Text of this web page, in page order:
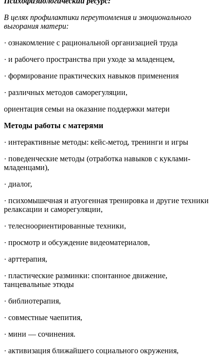
В целях профилактики переутомления и эмоционального
выгорания матери:
· ознакомление с рациональной организацией труда
· и рабочего пространства при уходе за младенцем,
· формирование практических навыков применения
· различных методов саморегуляции,
ориентация семьи на оказание поддержки матери
Методы работы с матерями
· интерактивные методы: кейс-метод, тренинги и игры
· поведенческие методы (отработка навыков с куклами-
младенцами),
· диалог,
· психомышечная и атуогенная тренировка и другие техники
релаксации и саморегуляции,
· телесноориентированные техники,
· просмотр и обсуждение видеоматериалов,
· арттерапия,
· пластические разминки: спонтанное движение,
танцевальные этюды
· библиотерапия,
· совместные чаепития,
· мини — сочинения.
· активизация ближайшего социального окружения,